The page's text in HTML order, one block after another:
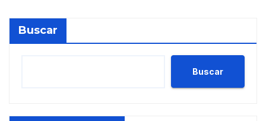
Buscar
Buscar